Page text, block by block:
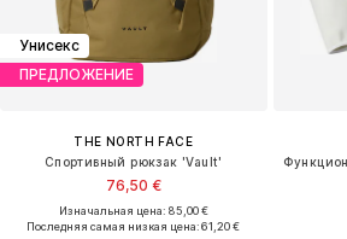
Унисекс
ПРЕДЛОЖЕНИЕ
THE NORTH FACE
Спортивный рюкзак 'Vault'
76,50 €
Изначальная цена: 85,00 €
Последняя самая низкая цена:61,20 €